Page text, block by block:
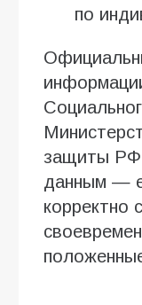
по
защиты
данным —
корректно